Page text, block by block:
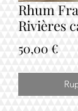
Rhum
Rivières
50,00 €